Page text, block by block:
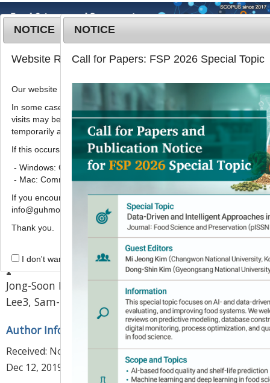
T
o
g
l
e
v
i
g
t
o
MENU
2019;26(7):756
pISSN: 1738-7248, eISSN: 2287-
7428
DOI:https://doi.org/10.11002/kjfp.2019.26.7.756
Article
농식품자원 및 가공식품에 대한 비타민
임종순1,김현정 이상훈 3,이삼빈1,2
Vitamin D content analysis of
agricultural products and
processed foods
Jong-Soon Lim Hyun-Jeong Kim
Lee3, Sam-Pin Lee
Author Information & Copyright▼
Received: Nov 11, 2019; Revised:Dec 11, 2019; Accepted:
Dec 12, 2019
NOTICE
Website Renewal Notice
Our website has recently been renewed.
In some cases, images, CSS files, or other settings saved in your
visits may be reused instead of downloading the latest files. As a
temporarily appear incorrectly or may not display properly.
If this occurs, please perform a hard refresh.
- Windows: Ctrl + F5
- Mac: Command + Shift + R
If you encounter any errors or difficulties while using the website,
info@guhmok.com.
Thank you.
I don't want to open this window for a day.
NOTICE
Call for Papers: FSP 2026 Special Topic